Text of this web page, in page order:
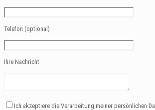
Telefon (optional)
Ihre Nachricht
Ich akzeptiere die Verarbeitung meiner persönlichen